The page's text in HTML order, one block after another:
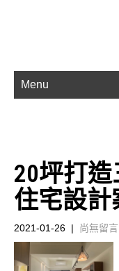
Menu
20坪打
住宅設計
2021-01-26 | 尚無留言